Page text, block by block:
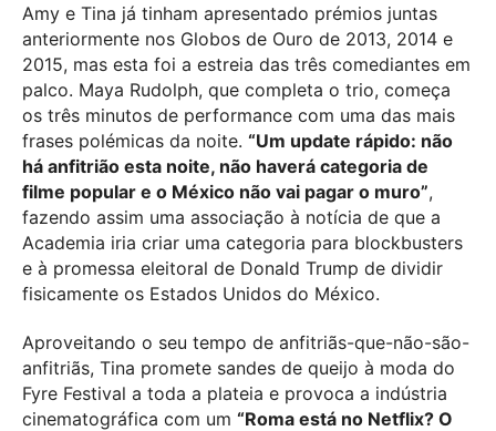
Amy e Tina já tinham apresentado prémios juntas
anteriormente nos Globos de Ouro de 2013, 2014 e
2015, mas esta foi a estreia das três comediantes em
palco. Maya Rudolph, que completa o trio, começa
os três minutos de performance com uma das mais
frases polémicas da noite. “Um update rápido: não
há anfitrião esta noite, não haverá categoria de
filme popular e o México não vai pagar o muro”,
fazendo assim uma associação à notícia de que a
Academia iria criar uma categoria para blockbusters
e à promessa eleitoral de Donald Trump de dividir
fisicamente os Estados Unidos do México.
Aproveitando o seu tempo de anfitriãs-que-não-são-
anfitriãs, Tina promete sandes de queijo à moda do
Fyre Festival a toda a plateia e provoca a indústria
cinematográfica com um “Roma está no Netflix? O